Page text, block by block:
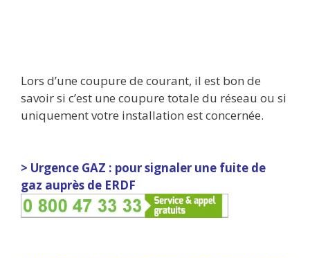
Lors d’une coupure de courant, il est bon de
savoir si c’est une coupure totale du réseau ou si
uniquement votre installation est concernée.
> Urgence GAZ : pour signaler une fuite de
gaz auprès de ERDF